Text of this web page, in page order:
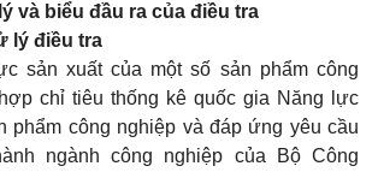
và biểu đầu ra của điều tra
lý điều tra
sản xuất của một số sản phẩm công
chỉ tiêu thống kê quốc gia Năng lực
phẩm công nghiệp và đáp ứng yêu cầu
ngành công nghiệp của Bộ Công